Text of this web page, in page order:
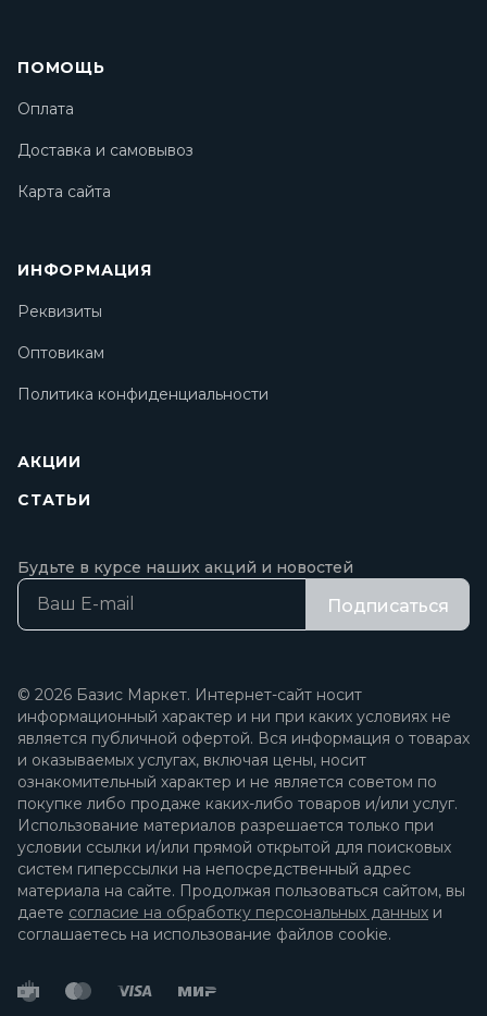
ПОМОЩЬ
Оплата
Доставка и самовывоз
Карта сайта
ИНФОРМАЦИЯ
Реквизиты
Оптовикам
Политика конфиденциальности
АКЦИИ
СТАТЬИ
Будьте в курсе наших акций и новостей
Подписаться
© 2026 Базис Маркет. Интернет-сайт носит
информационный характер и ни при каких условиях не
является публичной офертой. Вся информация о товарах
и оказываемых услугах, включая цены, носит
ознакомительный характер и не является советом по
покупке либо продаже каких-либо товаров и/или услуг.
Использование материалов разрешается только при
условии ссылки и/или прямой открытой для поисковых
систем гиперссылки на непосредственный адрес
материала на сайте. Продолжая пользоваться сайтом, вы
даете согласие на обработку персональных данных и
соглашаетесь на использование файлов cookie.